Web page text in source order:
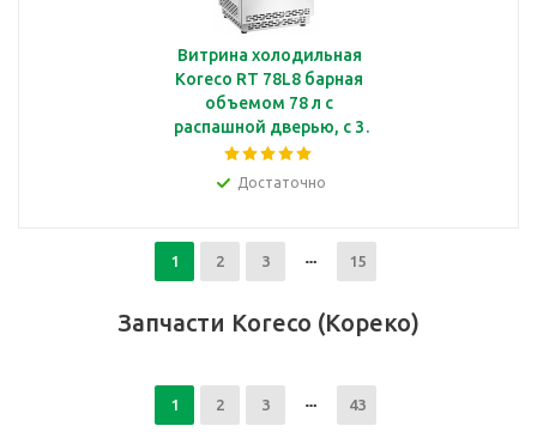
Витрина холодильная
Koreco RT 78L8 барная
объемом 78 л с
распашной дверью, с 3
полками, с подсветкой
Достаточно
1 2 3 15
Запчасти Koreco (Кореко)
1 2 3 43